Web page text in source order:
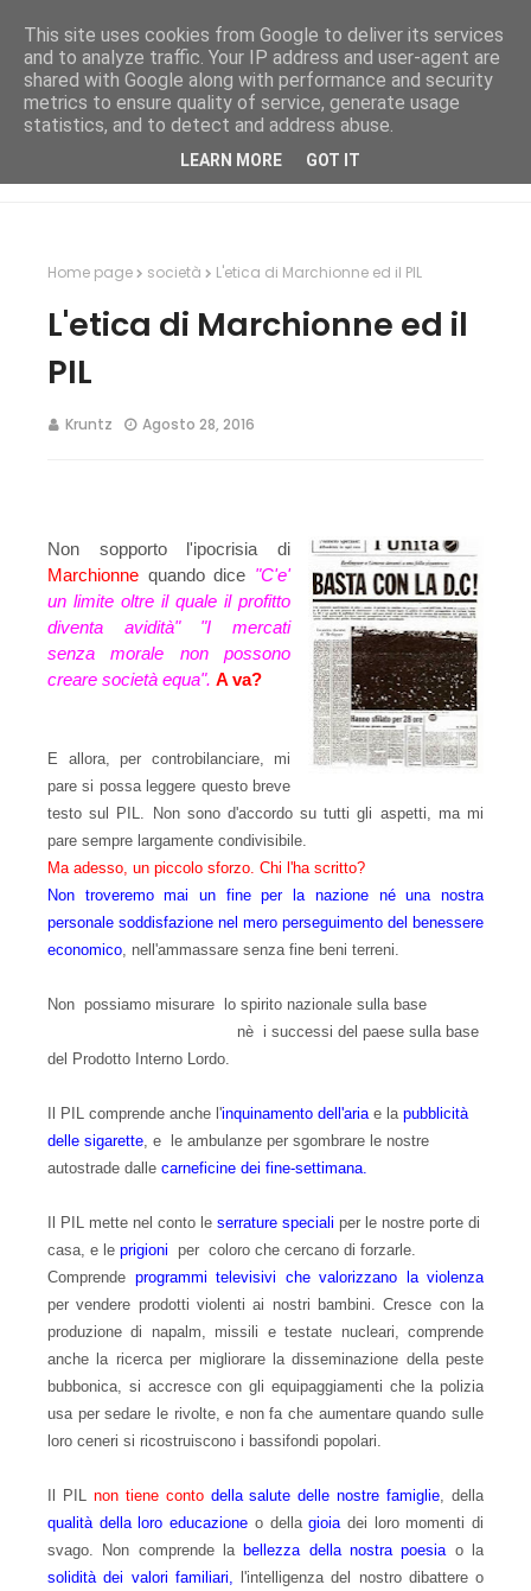
Home page società L'etica di Marchionne ed il PIL
L'etica di Marchionne ed il
PIL
Kruntz Agosto 28, 2016
Non sopporto l'ipocrisia di
Marchionne quando dice "C'e'
un limite oltre il quale il profitto
diventa avidità" "I mercati
senza morale non possono
creare società equa". A va?
E allora, per controbilanciare, mi
pare si possa leggere questo breve
testo sul PIL. Non sono d'accordo su tutti gli aspetti, ma mi
pare sempre largamente condivisibile.
Ma adesso, un piccolo sforzo. Chi l'ha scritto?
Non troveremo mai un fine per la nazione né una nostra
personale soddisfazione nel mero perseguimento del benessere
economico, nell'ammassare senza fine beni terreni.
Non possiamo misurare lo spirito nazionale sulla base
nè i successi del paese sulla base
del Prodotto Interno Lordo.
Il PIL comprende anche l'inquinamento dell'aria e la pubblicità
delle sigarette, e le ambulanze per sgombrare le nostre
autostrade dalle carneficine dei fine-settimana.
Il PIL mette nel conto le serrature speciali per le nostre porte di
casa, e le prigioni per coloro che cercano di forzarle.
Comprende programmi televisivi che valorizzano la violenza
per vendere prodotti violenti ai nostri bambini. Cresce con la
produzione di napalm, missili e testate nucleari, comprende
anche la ricerca per migliorare la disseminazione della peste
bubbonica, si accresce con gli equipaggiamenti che la polizia
usa per sedare le rivolte, e non fa che aumentare quando sulle
loro ceneri si ricostruiscono i bassifondi popolari.
Il PIL non tiene conto della salute delle nostre famiglie, della
qualità della loro educazione o dellagioia dei loro momenti di
svago. Non comprende la bellezza della nostra poesiao la
solidità dei valori familiari,
l'intelligenza del nostro dibattere o
This site uses cookies from Google to deliver its services
and to analyze traffic. Your IP address and user-agent are
shared with Google along with performance and security
metrics to ensure quality of service, generate usage
statistics, and to detect and address abuse.
LEARN MORE GOT IT